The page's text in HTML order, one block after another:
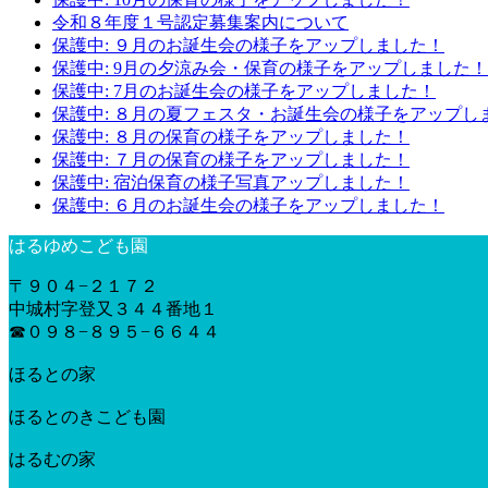
令和８年度１号認定募集案内について
保護中: ９月のお誕生会の様子をアップしました！
保護中: 9月の夕涼み会・保育の様子をアップしました！
保護中: 7月のお誕生会の様子をアップしました！
保護中: ８月の夏フェスタ・お誕生会の様子をアップし
保護中: ８月の保育の様子をアップしました！
保護中: ７月の保育の様子をアップしました！
保護中: 宿泊保育の様子写真アップしました！
保護中: ６月のお誕生会の様子をアップしました！
はるゆめこども園
〒９０４−２１７２
中城村字登又３４４番地１
☎︎０９８−８９５−６６４４
ほるとの家
ほるとのきこども園
はるむの家